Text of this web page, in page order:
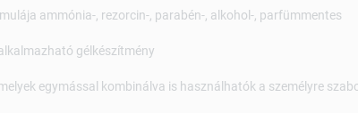
ammónia-, rezorcin-, parabén-, alkohol-, parfümmentes
gélkészítmény
egymással kombinálva is használhatók a személyre